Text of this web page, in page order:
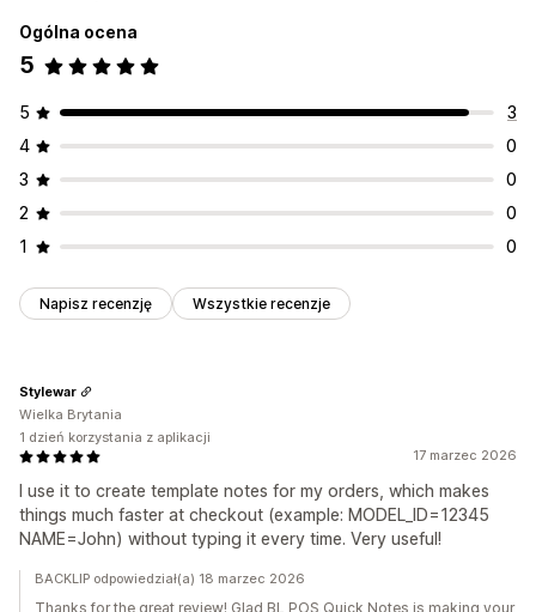
Ogólna ocena
5
5
3
4
0
3
0
2
0
1
0
Napisz recenzję Wszystkie recenzje
17 marzec 2026
I use it to create template notes for my orders, which makes
things much faster at checkout (example: MODEL_ID=12345
NAME=John) without typing it every time. Very useful!
Stylewar
Wielka Brytania
1 dzień korzystania z aplikacji
BACKLIP odpowiedział(a) 18 marzec 2026
Thanks for the great review! Glad BL POS Quick Notes is making your